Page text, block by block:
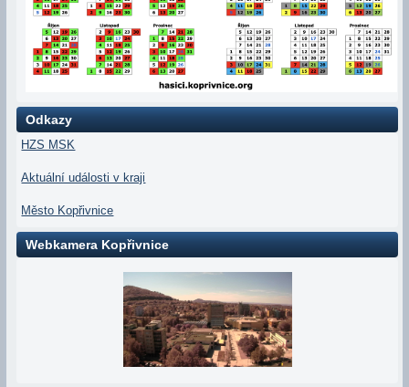
Odkazy
HZS MSK
Aktuální události v kraji
Město Kopřivnice
Webkamera Kopřivnice